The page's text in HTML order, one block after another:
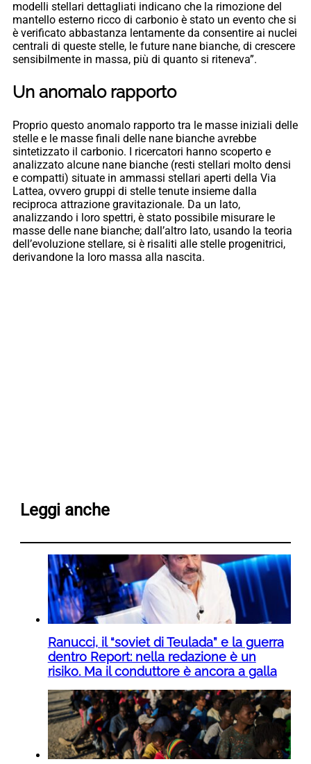
modelli stellari dettagliati indicano che la rimozione del
mantello esterno ricco di carbonio è stato un evento che si
è verificato abbastanza lentamente da consentire ai nuclei
centrali di queste stelle, le future nane bianche, di crescere
sensibilmente in massa, più di quanto si riteneva”.
Un anomalo rapporto
Proprio questo anomalo rapporto tra le masse iniziali delle
stelle e le masse finali delle nane bianche avrebbe
sintetizzato il carbonio. I ricercatori hanno scoperto e
analizzato alcune nane bianche (resti stellari molto densi
e compatti) situate in ammassi stellari aperti della Via
Lattea, ovvero gruppi di stelle tenute insieme dalla
reciproca attrazione gravitazionale. Da un lato,
analizzando i loro spettri, è stato possibile misurare le
masse delle nane bianche; dall’altro lato, usando la teoria
dell’evoluzione stellare, si è risaliti alle stelle progenitrici,
derivandone la loro massa alla nascita.
Leggi anche
Ranucci, il “soviet di Teulada” e la guerra
dentro Report: nella redazione è un
risiko. Ma il conduttore è ancora a galla